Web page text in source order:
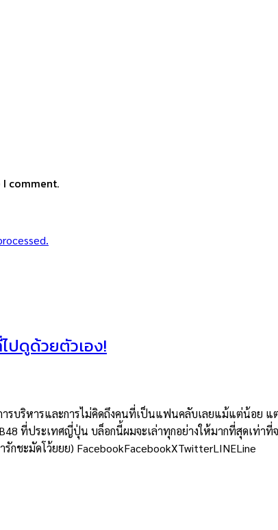
comment.
ปดูด้วยตัวเอง!
รบริหารและการไม่คิดถึงคนที่เป็นแฟนคลับเลยแม้แต่น้อย แ
ที่ประเทศญี่ปุ่น บล็อกนี้ผมจะเล่าทุกอย่างให้มากที่สุดเท่า
กชะมัดโว้ยยย) FacebookFacebookXTwitterLINELine